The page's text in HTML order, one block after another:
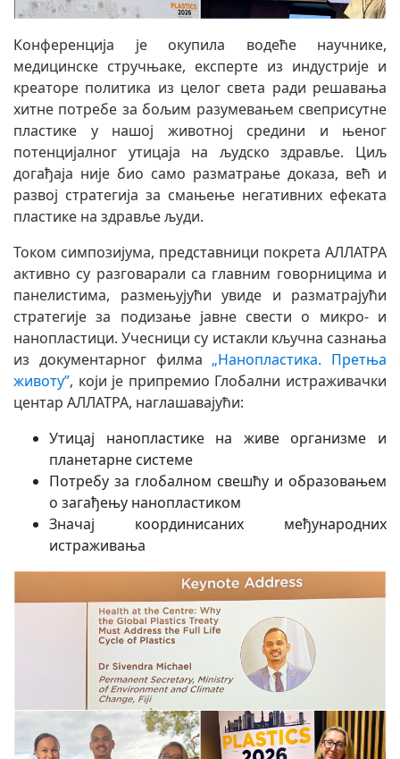
Конференција је окупила водеће научнике,
медицинске стручњаке, експерте из индустрије и
креаторе политика из целог света ради решавања
хитне потребе за бољим разумевањем свеприсутне
пластике у нашој животној средини и њеног
потенцијалног утицаја на људско здравље. Циљ
догађаја није био само разматрање доказа, већ и
развој стратегија за смањење негативних ефеката
пластике на здравље људи.
Током симпозијума, представници покрета АЛЛАТРА
активно су разговарали са главним говорницима и
панелистима, размењујући увиде и разматрајући
стратегије за подизање јавне свести о микро- и
нанопластици. Учесници су истакли кључна сазнања
из документарног филма „Нанопластика. Претња
животу”, који је припремио Глобални истраживачки
центар АЛЛАТРА, наглашавајући:
Утицај нанопластике на живе организме и
планетарне системе
Потребу за глобалном свешћу и образовањем
о загађењу нанопластиком
Значај координисаних међународних
истраживања